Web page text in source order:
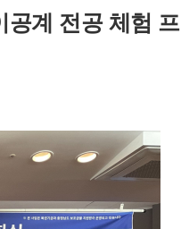
공계 전공 체험 프